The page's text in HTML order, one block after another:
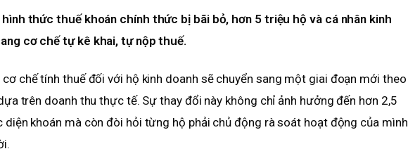
thức thuế khoán chính thức bị bãi bỏ, hơn 5 triệu hộ và cá nhân kinh
cơ chế tự kê khai, tự nộp thuế.
chế tính thuế đối với hộ kinh doanh sẽ chuyển sang một giai đoạn mới theo
trên doanh thu thực tế. Sự thay đổi này không chỉ ảnh hưởng đến hơn 2,5
diện khoán mà còn đòi hỏi từng hộ phải chủ động rà soát hoạt động của mình